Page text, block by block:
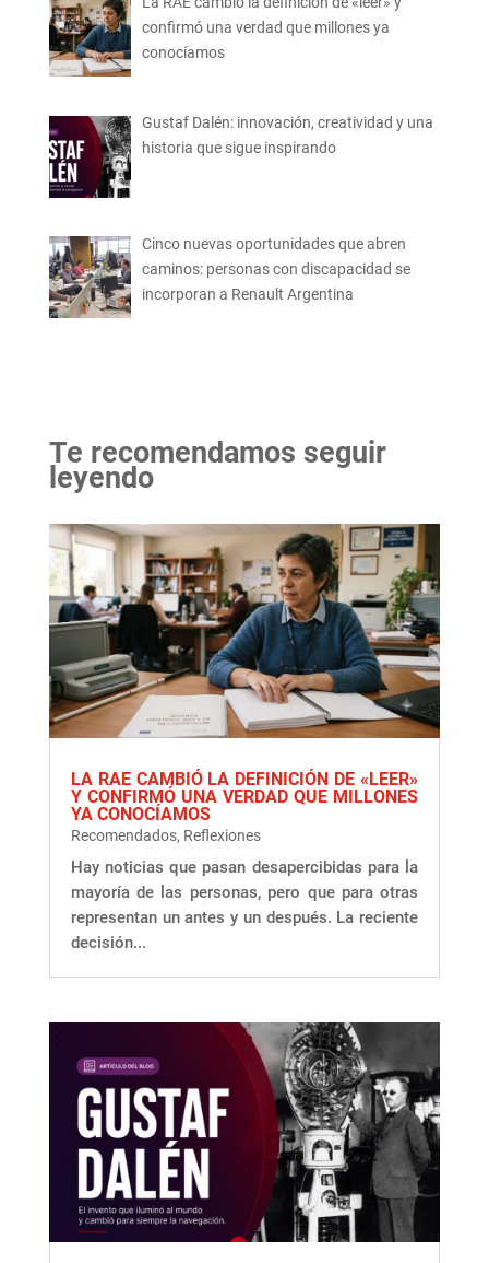
confirmó una verdad que millones ya
conocíamos
Gustaf Dalén: innovación, creatividad y una
historia que sigue inspirando
Cinco nuevas oportunidades que abren
caminos: personas con discapacidad se
incorporan a Renault Argentina
Te recomendamos seguir
leyendo
LA RAE CAMBIÓ LA DEFINICIÓN DE «LEER»
Y CONFIRMÓ UNA VERDAD QUE MILLONES
YA CONOCÍAMOS
Recomendados, Reflexiones
Hay noticias que pasan desapercibidas para la
mayoría de las personas, pero que para otras
representan un antes y un después. La reciente
decisión...